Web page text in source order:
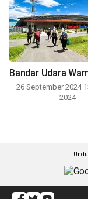
Bandar Udara
26 September 2024
2024